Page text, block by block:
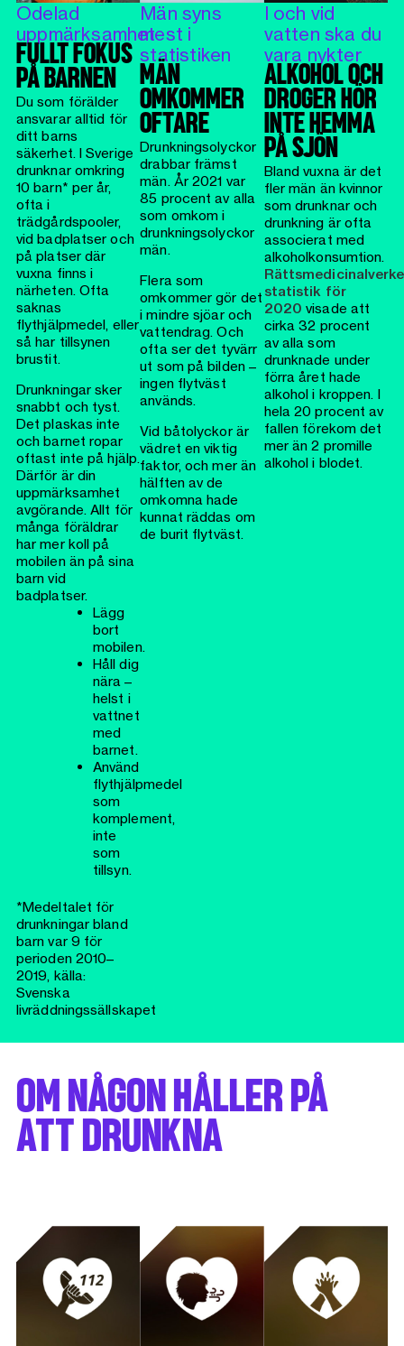
Odelad
uppmärksamhet
FULLT FOKUS
PÅ BARNEN
Du som förälder
ansvarar alltid för
ditt barns
säkerhet. I Sverige
drunknar omkring
10 barn* per år,
ofta i
trädgårdspooler,
vid badplatser och
på platser där
vuxna finns i
närheten. Ofta
saknas
flythjälpmedel, eller
så har tillsynen
brustit.
Drunkningar sker
snabbt och tyst.
Det plaskas inte
och barnet ropar
oftast inte på hjälp.
Därför är din
uppmärksamhet
avgörande. Allt för
många föräldrar
har mer koll på
mobilen än på sina
barn vid
badplatser.
Lägg
bort
mobilen.
Håll dig
nära –
helst i
vattnet
med
barnet.
Använd
flythjälpmedel
som
komplement,
inte
som
tillsyn.
*Medeltalet för
drunkningar bland
barn var 9 för
perioden 2010–
2019, källa:
Svenska
livräddningssällskapet
Män syns
mest i
statistiken
MÄN
OMKOMMER
OFTARE
Drunkningsolyckor
drabbar främst
män. År 2021 var
85 procent av alla
som omkom i
drunkningsolyckor
män.
Flera som
omkommer gör det
i mindre sjöar och
vattendrag. Och
ofta ser det tyvärr
ut som på bilden –
ingen flytväst
används.
Vid båtolyckor är
vädret en viktig
faktor, och mer än
hälften av de
omkomna hade
kunnat räddas om
de burit flytväst.
I och vid
vatten ska du
vara nykter
ALKOHOL OCH
DROGER HÖR
INTE HEMMA
PÅ SJÖN
Bland vuxna är det
fler män än kvinnor
som drunknar och
drunkning är ofta
associerat med
alkoholkonsumtion.
statistik för
2020 visade att
cirka 32 procent
av alla som
drunknade under
förra året hade
alkohol i kroppen. I
hela 20 procent av
fallen förekom det
mer än 2 promille
alkohol i blodet.
OM NÅGON HÅLLER PÅ
ATT DRUNKNA